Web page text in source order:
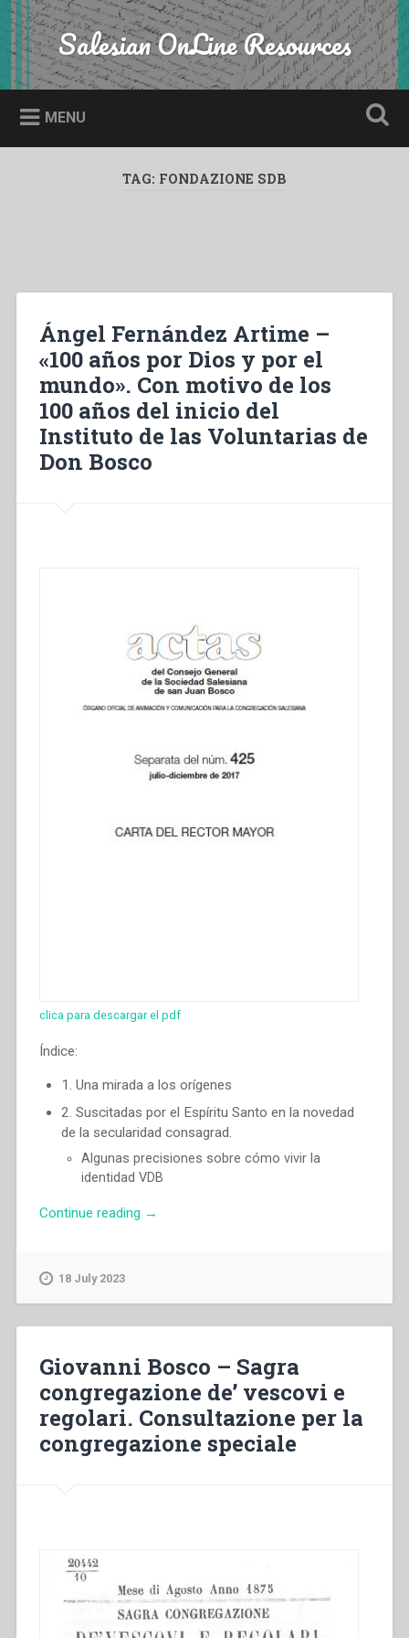
Skip
to
content
Search Salesian OnLine Resources
MENU
TAG: FONDAZIONE SDB
Ángel Fernández Artime –
«100 años por Dios y por el
mundo». Con motivo de los
100 años del inicio del
Instituto de las Voluntarias de
Don Bosco
clica para descargar el pdf
Índice:
1. Una mirada a los orígenes
2. Suscitadas por el Espíritu Santo en la novedad
de la secularidad consagrad.
Algunas precisiones sobre cómo vivir la
identidad VDB
Continue reading “Ángel
y
por
el
mundo».
Con
inicio
del
Instituto
→
18 July 2023
Giovanni Bosco – Sagra
congregazione de’ vescovi e
regolari. Consultazione per la
congregazione speciale